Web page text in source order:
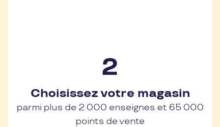
Choisissez votre magasin
parmi plus de 2 000 enseignes et 65 000
points de vente